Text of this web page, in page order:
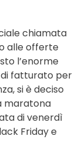
chiamata
alle offerte
l’enorme
di fatturato per
si è deciso
maratona
di venerdì
Friday e